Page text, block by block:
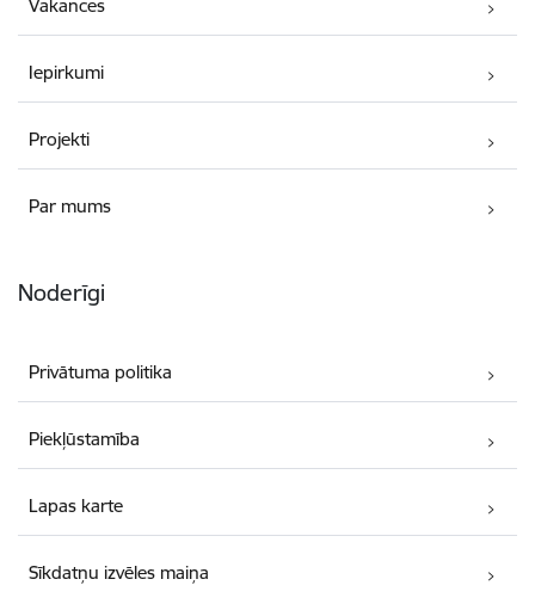
Vakances
Iepirkumi
Projekti
Par mums
Noderīgi
Privātuma politika
Piekļūstamība
Lapas karte
Sīkdatņu izvēles maiņa